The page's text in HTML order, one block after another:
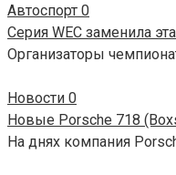
Автоспорт 0
Серия WEC заменила
Организаторы
Новости 0
Новые Porsche 718
На днях компания